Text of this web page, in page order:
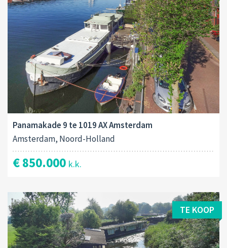
Panamakade 9 te 1019 AX Amsterdam
Amsterdam, Noord-Holland
€ 850.000 k.k.
TE KOOP